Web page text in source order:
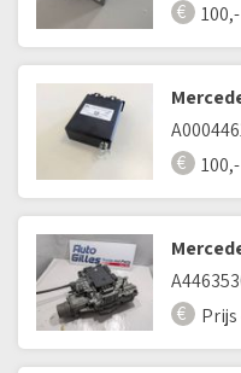
100,-
100,-